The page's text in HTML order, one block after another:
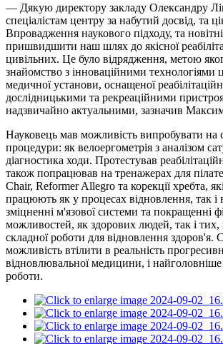
— Дякую директору закладу Олександру
спеціалістам центру за набутий досвід, та
Впровадження наукового підходу, та
пришвидшити наш шлях до якісної
цивільних. Це було відрядження, метою
знайомство з інноваційними технологіями
медичної установи, оснащеної
дослідницькими та рекреаційними
надзвичайно актуальними, зазначив
Науковець мав можливість випробувати на
процедури: як велоергометрія з аналізом
діагностика ходи. Протестував
також попрацював на тренажерах для
Chair, Reformer Allegro та корекції хребта,
працюють як у процесах відновлення, так і
зміцненні м'язової системи та покращенні
можливостей, як здорових людей, так і тих,
складної роботи для відновлення здоров'я.
можливість втілити в реальність
відновлювальної медицини, і найголовніше
роботи.